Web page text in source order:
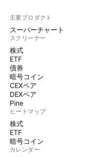
主要プロダクト
スーパーチャート
スクリーナー
株式
ETF
債券
暗号コイン
CEXペア
DEXペア
Pine
ヒートマップ
株式
ETF
暗号コイン
カレンダー